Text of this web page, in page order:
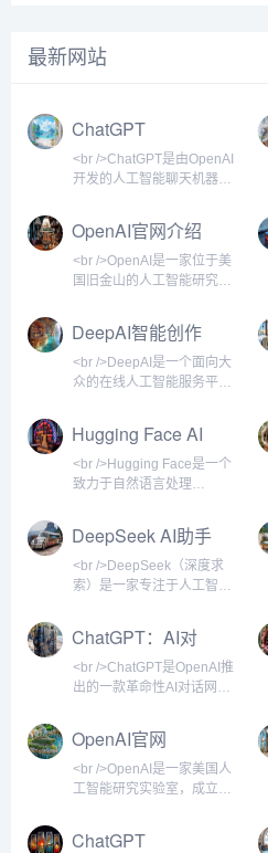
获得的供应链数据，Micro LED
25%。这意味着，曾经被视为
“天价”的Micro LED电视，零售
价有望在2025年降至
最新网站
ChatGPT
<br />ChatGPT是由OpenAI
开发的人工智能聊天机器
型，能够通过自然语言对话
完成问答、创作、编程、翻
译等多样化任务。自2022年
11月发布以来，ChatGPT迅
年推出GPT-4、多模态功能
及插件生态，持续引领AI对
话领域的发展。<br /><br />
OpenAI官网介绍
<br />OpenAI是一家位于美
国旧金山的人工智能研究公
·马斯克、山姆·奥特曼等人
共同创立。公司最初以非营
利组织的形式运营，旨在确
保人工智能技术能够安全、
限盈利”公司，以便吸引更多
投资，加速技术研发。如
今，OpenAI已成为全球最
模型、DALL-E系列图像生
成模
DeepAI智能创作
平台
<br />DeepAI是一个面向大
众的在线人工智能服务平
工具。用户无需下载软件，
只需在浏览器中访问官网，
即可体验前沿的AI能力。平
速获取AI辅助。<br /><br />
<br />DeepAI的核心功能包
括文本生成、图像生成、图
可辅助写作、头脑风暴；
Hugging Face AI
平台介绍
<br />Hugging Face是一个
致力于自然语言处理
享的开源社区与平台。它提
供海量的预训练模型、数据
集和演示应用，让开发者能
够快速构建、训练和部署AI
上传自己的模型、下载他人
的成果，并通过
Transformers库轻松调用各
<br />Hugging F
DeepSeek AI助手
<br />DeepSeek（深度求
索）是一家专注于人工智能
官方网站提供了AI对话助
手、API接口及开源模型下
载等服务。作为国内领先的
AI技术平台，DeepSeek以
页端或移动端与AI进行自然
语言交互，获得编程辅助、
知识问答、创意写作、文档
打功能是智能对
ChatGPT：AI对
话助手
<br />ChatGPT是OpenAI推
出的一款革命性AI对话网
型构建，能够以自然语言与
用户进行流畅交互。自2022
年底发布以来，它迅速成为
全球最受关注的AI产品之
作为AI技术普及的重要标
OpenAI官网
<br />OpenAI是一家美国人
工智能研究实验室，成立于
发展为目标，致力于确保通
ChatGPT